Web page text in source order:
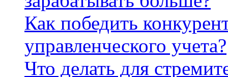
Как победить
управленческого учета?
Что делать для